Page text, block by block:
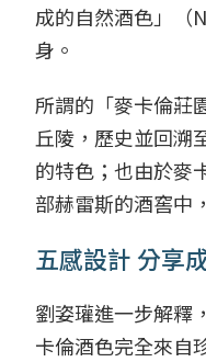
成的自然酒色」（
身。
所謂的「麥卡倫莊
丘陵，歷史並回溯
的特色；也由於麥
部赫雷斯的酒窖中
五感設計 分享
劉姿瓘進一步解釋
卡倫酒色完全來自